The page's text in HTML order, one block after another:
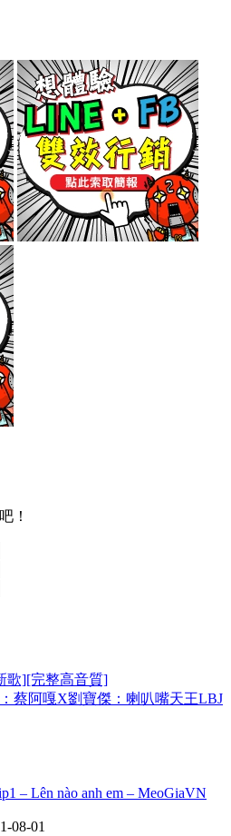
吧！
歌][完整高音質]
蔡阿嘎X劉寶傑：喇叭嘴天王LBJ
– Lên nào anh em – MeoGiaVN
08-01